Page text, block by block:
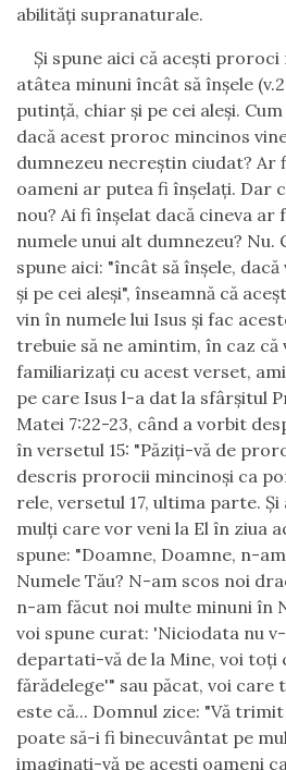
abilităţi supranaturale.
Şi spune aici că aceşti
atâtea minuni încât să înşele
putinţă, chiar şi pe cei aleşi.
dacă acest proroc mincinos
dumnezeu necreştin ciudat? Ar
oameni ar putea fi înşelaţi. Dar
nou? Ai fi înşelat dacă cineva ar
numele unui alt dumnezeu? Nu.
spune aici: "încât să înşele,
şi pe cei aleşi", înseamnă că
vin în numele lui Isus şi fac
trebuie să ne amintim, în caz
familiarizaţi cu acest verset,
pe care Isus l-a dat la sfârşitul
Matei 7:22-23, când a vorbit
în versetul 15: "Păziţi-vă de
descris prorocii mincinoşi ca
rele, versetul 17, ultima parte.
mulţi care vor veni la El în ziua
spune: "Doamne, Doamne, n-
Numele Tău? N-am scos noi
n-am făcut noi multe minuni în
voi spune curat: 'Niciodata nu
departati-vă de la Mine, voi toţi
fărădelege'" sau păcat, voi care
este că... Domnul zice: "Vă trimit
poate să-i fi binecuvântat pe
imaginaţi-vă pe aceşti oameni